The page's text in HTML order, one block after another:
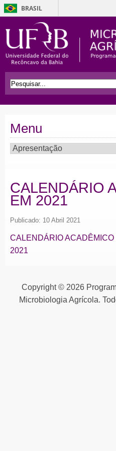
BRASIL
Menu
CALENDÁRIO
EM 2021
Publicado: 10 Abril 2021
CALENDÁRIO
2021
Copyright © 2026
Microbiologia Agrícola.